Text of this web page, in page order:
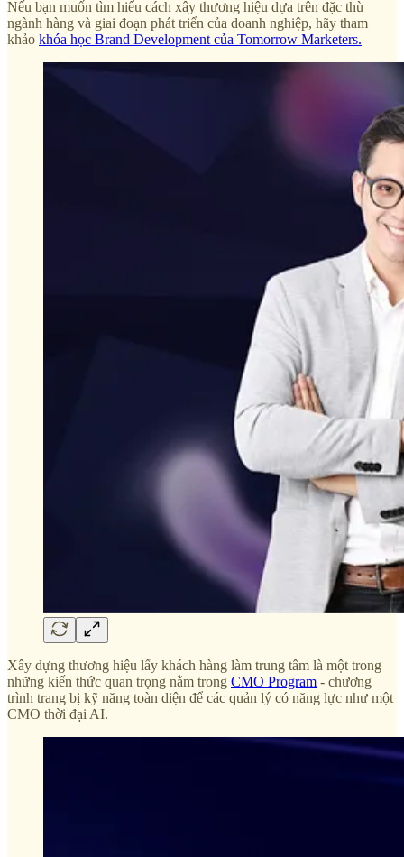
Nếu bạn muốn tìm hiểu cách xây thương hiệu dựa trên đặc thù
ngành hàng và giai đoạn phát triển của doanh nghiệp, hãy tham
khảo khóa học Brand Development của Tomorrow Marketers.
Xây dựng thương hiệu lấy khách hàng làm trung tâm là một trong
những kiến thức quan trọng nằm trong CMO Program - chương
trình trang bị kỹ năng toàn diện để các quản lý có năng lực như một
CMO thời đại AI.